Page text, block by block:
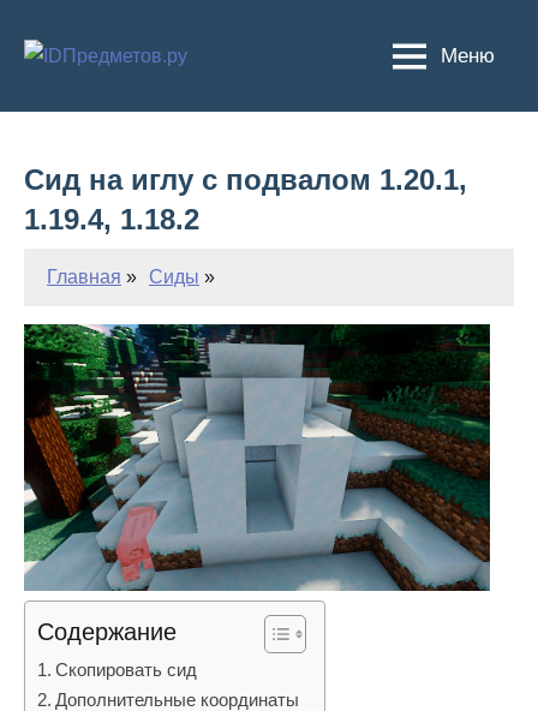
Меню
Сид на иглу с подвалом 1.20.1,
1.19.4, 1.18.2
Главная Сиды
Содержание
Скопировать сид
Дополнительные координаты